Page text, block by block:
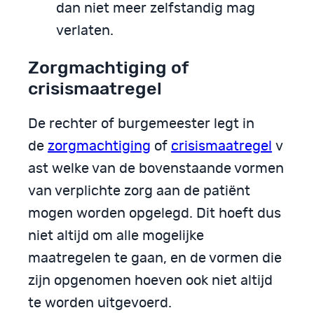
dan niet meer zelfstandig mag
verlaten.
Zorgmachtiging of
crisismaatregel
De rechter of burgemeester legt in
de zorgmachtiging of crisismaatregel v
ast welke van de bovenstaande vormen
van verplichte zorg aan de patiënt
mogen worden opgelegd. Dit hoeft dus
niet altijd om alle mogelijke
maatregelen te gaan, en de vormen die
zijn opgenomen hoeven ook niet altijd
te worden uitgevoerd.